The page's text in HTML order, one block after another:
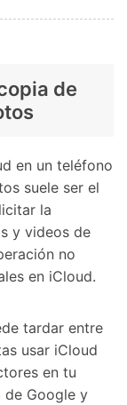
técnicosde
en un teléfono
suele ser el
la
y videos de
no
en iCloud.
tardar entre
usar iCloud
en tu
de Google y